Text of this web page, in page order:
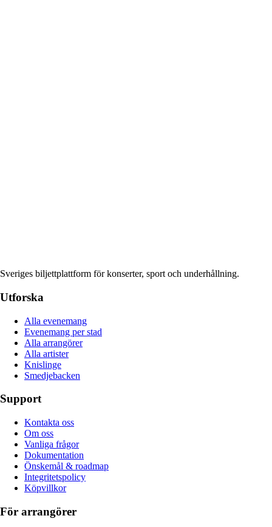
Sveriges biljettplattform för konserter, sport och underhållning.
Utforska
Alla evenemang
Evenemang per stad
Alla arrangörer
Alla artister
Knislinge
Smedjebacken
Support
Kontakta oss
Om oss
Vanliga frågor
Dokumentation
Önskemål & roadmap
Integritetspolicy
Köpvillkor
För arrangörer